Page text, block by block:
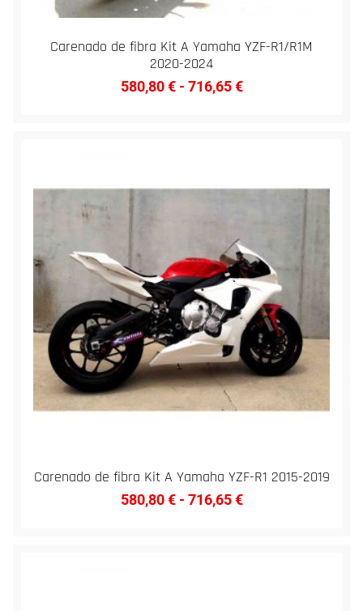
Carenado de fibra Kit A Yamaha YZF-R1/R1M
2020-2024
580,80€ - 716,65€
Carenado de fibra Kit A Yamaha YZF-R1 2015-2019
580,80€ - 716,65€